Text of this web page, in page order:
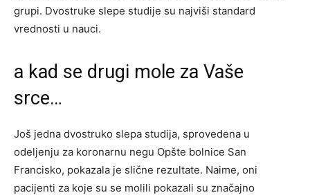
grupi. Dvostruke slepe studije su najviši standard
vrednosti u nauci.
a kad se drugi mole za Vaše
srce…
Još jedna dvostruko slepa studija, sprovedena u
odeljenju za koronarnu negu Opšte bolnice San
Francisko, pokazala je slične rezultate. Naime, oni
pacijenti za koje su se molili pokazali su značajno